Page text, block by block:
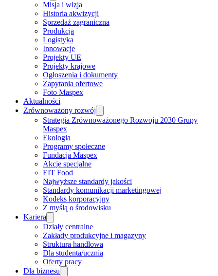
Misja i wizja
Historia akwizycji
Sprzedaż zagraniczna
Produkcja
Logistyka
Innowacje
Projekty UE
Projekty krajowe
Ogłoszenia i dokumenty
Zapytania ofertowe
Foto Maspex
Aktualności
Zrównoważony rozwój
Strategia Zrównoważonego Rozwoju 2030 Grupy
Maspex
Ekologia
Programy społeczne
Fundacja Maspex
Akcje specjalne
EIT Food
Najwyższe standardy jakości
Standardy komunikacji marketingowej
Kodeks korporacyjny
Z myślą o środowisku
Kariera
Działy centralne
Zakłady produkcyjne i magazyny
Struktura handlowa
Dla studenta/ucznia
Oferty pracy
Dla biznesu